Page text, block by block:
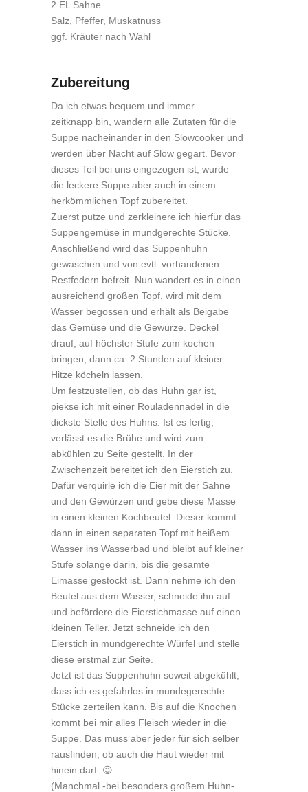
2 EL Sahne
Salz, Pfeffer, Muskatnuss
ggf. Kräuter nach Wahl
Zubereitung
Da ich etwas bequem und immer
zeitknapp bin, wandern alle Zutaten für die
Suppe nacheinander in den Slowcooker und
werden über Nacht auf Slow gegart. Bevor
dieses Teil bei uns eingezogen ist, wurde
die leckere Suppe aber auch in einem
herkömmlichen Topf zubereitet.
Zuerst putze und zerkleinere ich hierfür das
Suppengemüse in mundgerechte Stücke.
Anschließend wird das Suppenhuhn
gewaschen und von evtl. vorhandenen
Restfedern befreit. Nun wandert es in einen
ausreichend großen Topf, wird mit dem
Wasser begossen und erhält als Beigabe
das Gemüse und die Gewürze. Deckel
drauf, auf höchster Stufe zum kochen
bringen, dann ca. 2 Stunden auf kleiner
Hitze köcheln lassen.
Um festzustellen, ob das Huhn gar ist,
piekse ich mit einer Rouladennadel in die
dickste Stelle des Huhns. Ist es fertig,
verlässt es die Brühe und wird zum
abkühlen zu Seite gestellt. In der
Zwischenzeit bereitet ich den Eierstich zu.
Dafür verquirle ich die Eier mit der Sahne
und den Gewürzen und gebe diese Masse
in einen kleinen Kochbeutel. Dieser kommt
dann in einen separaten Topf mit heißem
Wasser ins Wasserbad und bleibt auf kleiner
Stufe solange darin, bis die gesamte
Eimasse gestockt ist. Dann nehme ich den
Beutel aus dem Wasser, schneide ihn auf
und befördere die Eierstichmasse auf einen
kleinen Teller. Jetzt schneide ich den
Eierstich in mundgerechte Würfel und stelle
diese erstmal zur Seite.
Jetzt ist das Suppenhuhn soweit abgekühlt,
dass ich es gefahrlos in mundegerechte
Stücke zerteilen kann. Bis auf die Knochen
kommt bei mir alles Fleisch wieder in die
Suppe. Das muss aber jeder für sich selber
rausfinden, ob auch die Haut wieder mit
hinein darf. 😉
(Manchmal -bei besonders großem Huhn-